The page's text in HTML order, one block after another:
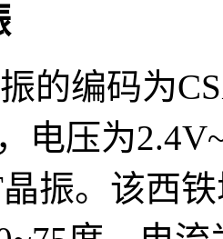
的编码为
，电压为
振。该西